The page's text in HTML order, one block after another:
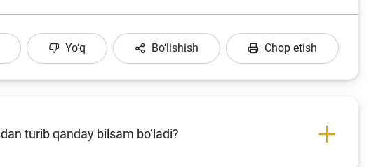
Yo‘q Bo‘lishish Chop etish
turib qanday bilsam bo‘ladi?